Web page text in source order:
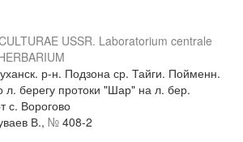
USSR. Laboratorium centrale
р-н. Подзона ср. Тайги. Пойменн.
л. берегу протоки "Шар" на л. бер.
с. Ворогово
В., № 408-2